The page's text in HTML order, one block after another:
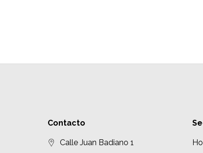
Contacto
Calle Juan Badiano 1